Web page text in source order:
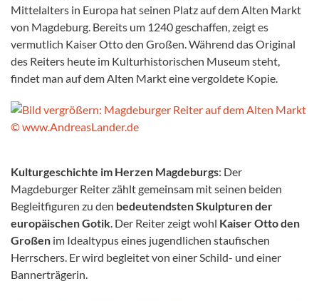
Mittelalters in Europa hat seinen Platz auf dem Alten Markt
von Magdeburg. Bereits um 1240 geschaffen, zeigt es
vermutlich Kaiser Otto den Großen. Während das Original
des Reiters heute im Kulturhistorischen Museum steht,
findet man auf dem Alten Markt eine vergoldete Kopie.
Kulturgeschichte im Herzen Magdeburgs: Der
Magdeburger Reiter zählt gemeinsam mit seinen beiden
Begleitfiguren zu den bedeutendsten Skulpturen der
europäischen Gotik . Der Reiter zeigt wohl Kaiser Otto den
Großen im Idealtypus eines jugendlichen staufischen
Herrschers. Er wird begleitet von einer Schild- und einer
Bannerträgerin.